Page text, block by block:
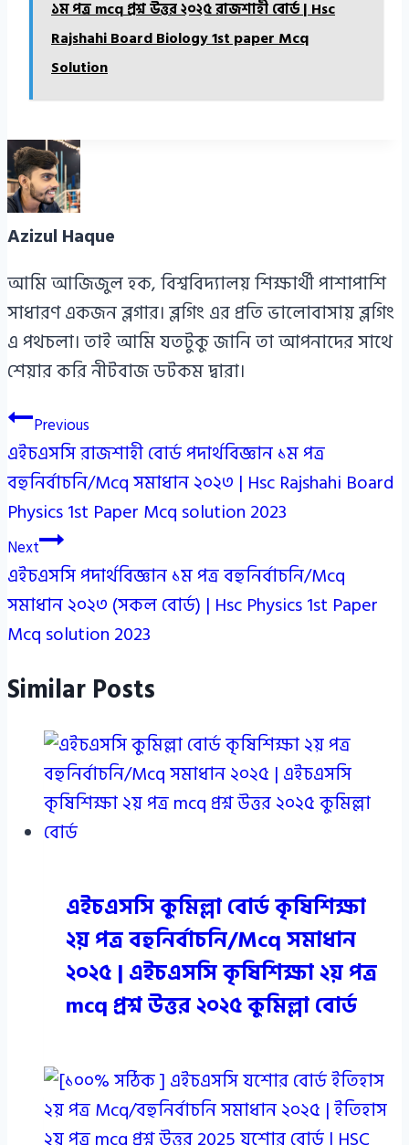
১ম পত্র mcq প্রশ্ন উত্তর ২০২৫ রাজশাহী বোর্ড | Hsc
Rajshahi Board Biology 1st paper Mcq
Solution
Azizul Haque
আমি আজিজুল হক, বিশ্ববিদ্যালয় শিক্ষার্থী পাশাপাশি
সাধারণ একজন ব্লগার। ব্লগিং এর প্রতি ভালোবাসায় ব্লগিং
এ পথচলা। তাই আমি যতটুকু জানি তা আপনাদের সাথে
শেয়ার করি নীটবাজ ডটকম দ্বারা।
Post
navigation
Previous
এইচএসসি রাজশাহী বোর্ড পদার্থবিজ্ঞান ১ম পত্র
বহুনির্বাচনি/Mcq সমাধান ২০২৩ | Hsc Rajshahi Board
Physics 1st Paper Mcq solution 2023
Next
এইচএসসি পদার্থবিজ্ঞান ১ম পত্র বহুনির্বাচনি/Mcq
সমাধান ২০২৩ (সকল বোর্ড) | Hsc Physics 1st Paper
Mcq solution 2023
Similar Posts
এইচএসসি কুমিল্লা বোর্ড কৃষিশিক্ষা
২য় পত্র বহুনির্বাচনি/Mcq সমাধান
২০২৫ | এইচএসসি কৃষিশিক্ষা ২য় পত্র
mcq প্রশ্ন উত্তর ২০২৫ কুমিল্লা বোর্ড